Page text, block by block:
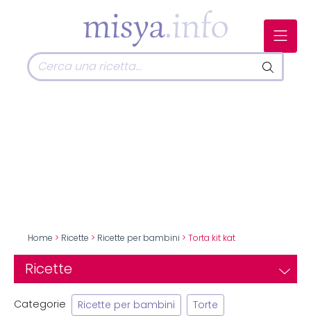
Home > Ricette > Ricette per bambini > Torta kit kat
Ricette
Categorie Ricette per bambini Torte